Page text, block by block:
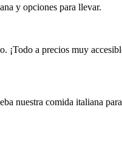
y opciones para llevar.
¡Todo a precios muy
nuestra comida italiana